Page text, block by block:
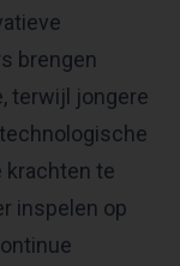
brengen
terwijl jongere
krachten te
inspelen op